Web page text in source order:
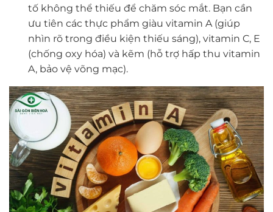
tố không thể thiếu để chăm sóc mắt. Bạn cần
ưu tiên các thực phẩm giàu vitamin A (giúp
nhìn rõ trong điều kiện thiếu sáng), vitamin C, E
(chống oxy hóa) và kẽm (hỗ trợ hấp thu vitamin
A, bảo vệ võng mạc).